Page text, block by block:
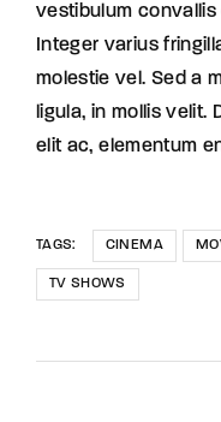
vestibulum convallis
Integer varius
molestie vel. Sed a
ligula, in mollis velit.
elit ac, elementum
TAGS: CINEMA
TV SHOWS